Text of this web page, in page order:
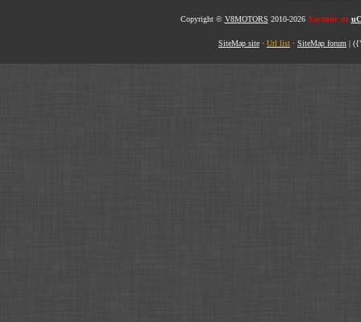
Copyright © V8MOTORS 2010-2026 Хостинг от
SiteMap site · Url list · SiteMap forum |